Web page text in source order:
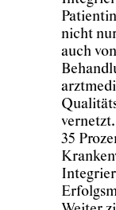
nicht
auch
35